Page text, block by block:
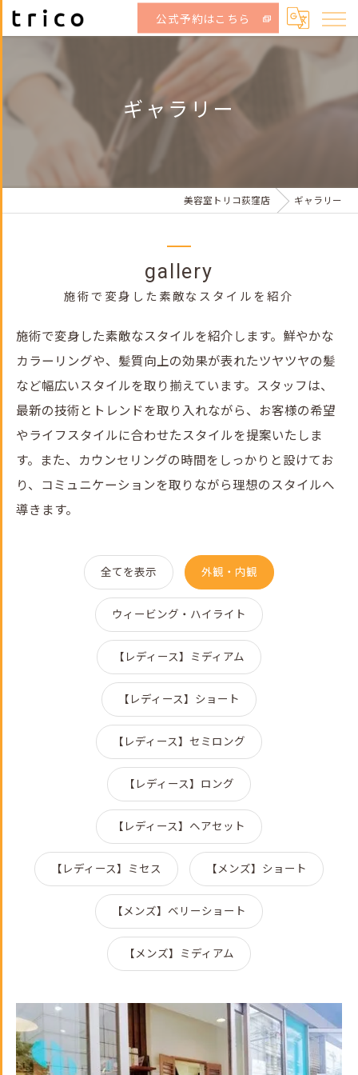
公式予約はこちら
ギャラリー
美容室トリコ荻窪店 ギャラリー
gallery
施術で変身した素敵なスタイルを紹介
施術で変身した素敵なスタイルを紹介します。鮮やかな
カラーリングや、髪質向上の効果が表れたツヤツヤの髪
など幅広いスタイルを取り揃えています。スタッフは、
最新の技術とトレンドを取り入れながら、お客様の希望
やライフスタイルに合わせたスタイルを提案いたしま
す。また、カウンセリングの時間をしっかりと設けてお
り、コミュニケーションを取りながら理想のスタイルへ
導きます。
全てを表示 外観・内観
ウィービング・ハイライト
【レディース】ミディアム
【レディース】ショート
【レディース】セミロング
【レディース】ロング
【レディース】ヘアセット
【レディース】ミセス 【メンズ】ショート
【メンズ】ベリーショート
【メンズ】ミディアム